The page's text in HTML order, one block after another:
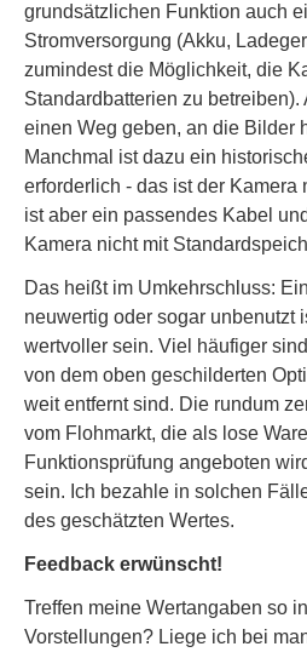
grundsätzlichen Funktion auch
Stromversorgung (Akku,
zumindest die Möglichkeit, die
Standardbatterien zu
einen Weg geben, an die Bilder
Manchmal ist dazu ein
erforderlich - das ist der Kamera
ist aber ein passendes Kabel
Kamera nicht mit
Das heißt im Umkehrschluss:
neuwertig oder sogar unbenutzt
wertvoller sein. Viel häufiger
von dem oben geschilderten
weit entfernt sind. Die rundum
vom Flohmarkt, die als lose
Funktionsprüfung angeboten
sein. Ich bezahle in solchen
des geschätzten Wertes.
Feedback erwünscht!
Treffen meine Wertangaben so
Vorstellungen? Liege ich bei